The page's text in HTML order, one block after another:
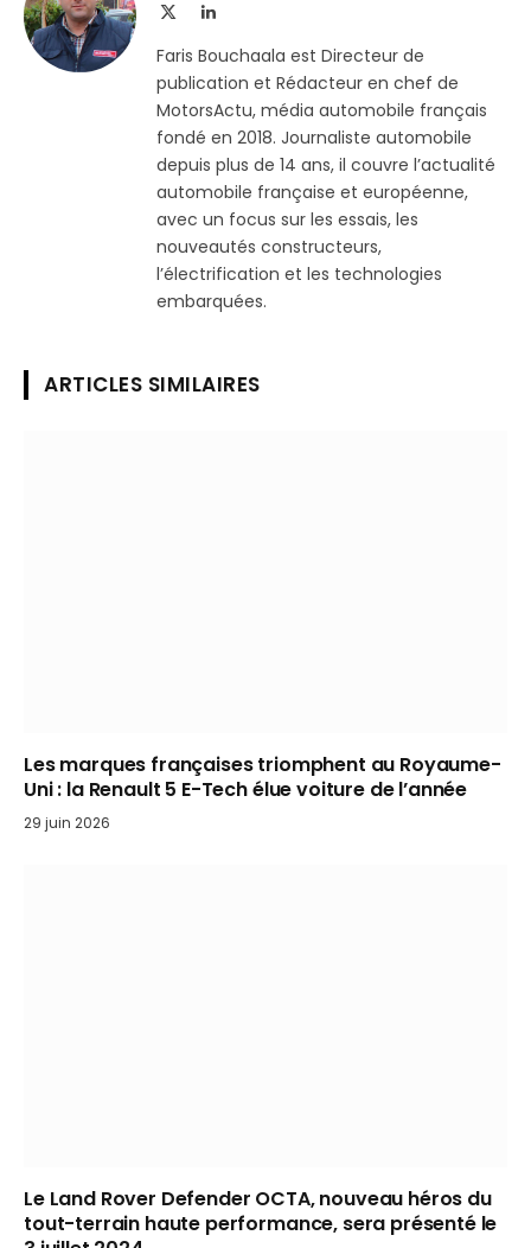
LinkedIn
Faris Bouchaala est Directeur de
publication et Rédacteur en chef de
MotorsActu, média automobile français
fondé en 2018. Journaliste automobile
depuis plus de 14 ans, il couvre l’actualité
automobile française et européenne,
avec un focus sur les essais, les
nouveautés constructeurs,
l’électrification et les technologies
embarquées.
ARTICLES SIMILAIRES
Les marques françaises triomphent au Royaume-
Uni : la Renault 5 E-Tech élue voiture de l’année
29 juin 2026
Le Land Rover Defender OCTA, nouveau héros du
tout-terrain haute performance, sera présenté le